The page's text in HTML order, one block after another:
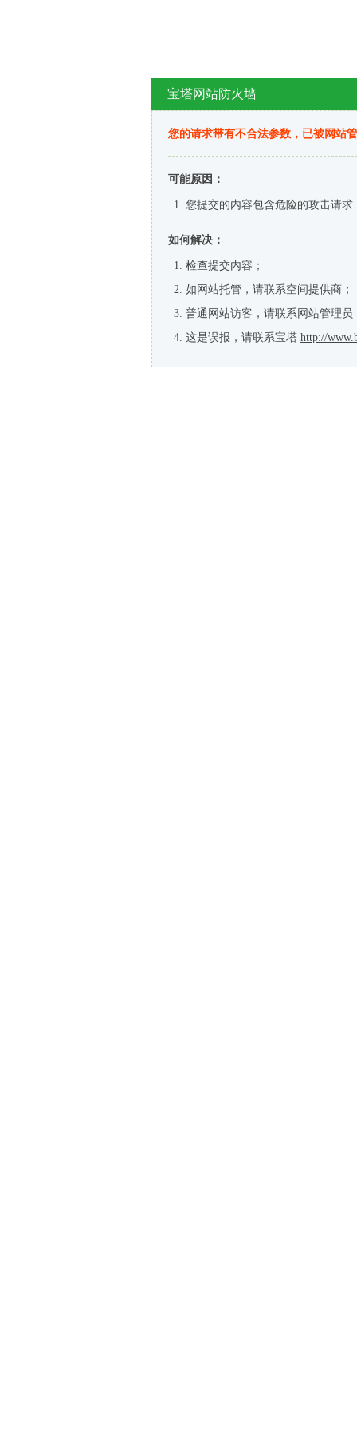
宝塔网站防火墙
您的请求带有不合法参数，已被网站
可能原因：
您提交的内容包含危险的攻击请求
如何解决：
检查提交内容；
如网站托管，请联系空间提供商；
普通网站访客，请联系网站管理员
这是误报，请联系宝塔 http://